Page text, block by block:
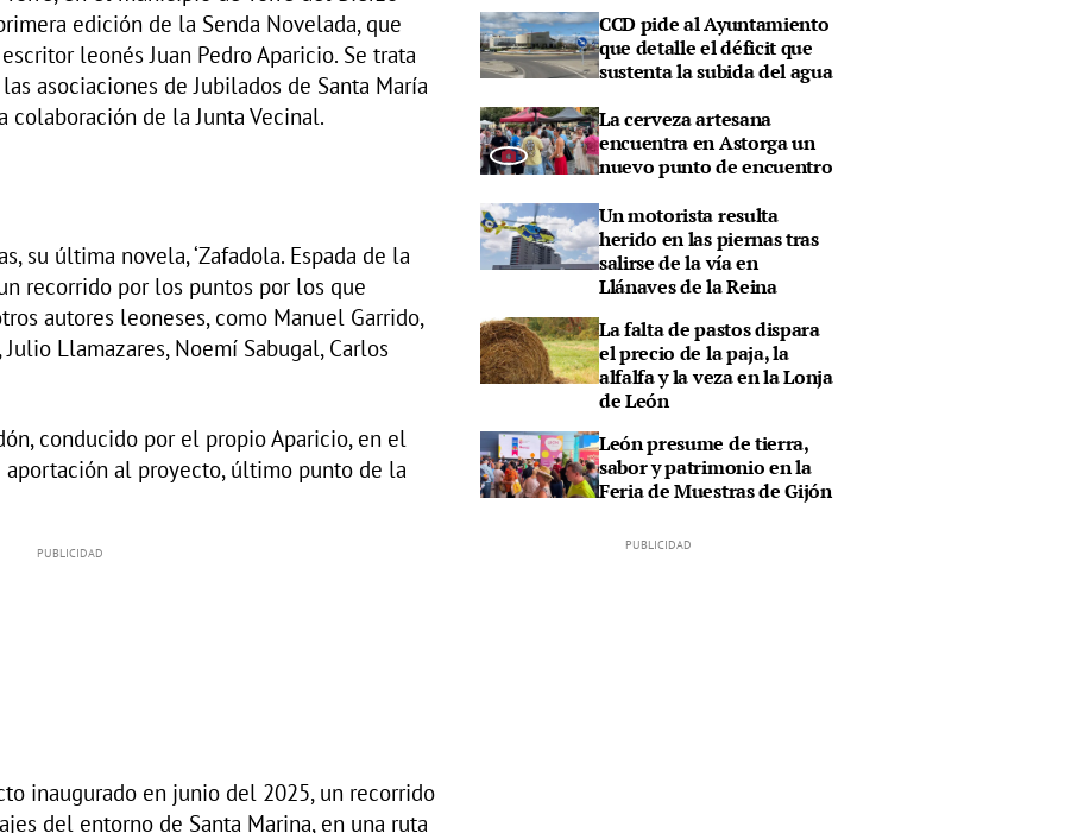
edición de la Senda Novelada, que
leonés Juan Pedro Aparicio. Se trata
asociaciones de Jubilados de Santa María
colaboración de la Junta Vecinal.
su última novela, ‘Zafadola. Espada de la
recorrido por los puntos por los que
autores leoneses, como Manuel Garrido,
Llamazares, Noemí Sabugal, Carlos
conducido por el propio Aparicio, en el
al proyecto, último punto de la
inaugurado en junio del 2025, un recorrido
del entorno de Santa Marina, en una ruta
CCD pide al Ayuntamiento
que detalle el déficit que
sustenta la subida del agua
La cerveza artesana
encuentra en Astorga un
nuevo punto de encuentro
Un motorista resulta
herido en las piernas tras
salirse de la vía en
Llánaves de la Reina
La falta de pastos dispara
el precio de la paja, la
alfalfa y la veza en la Lonja
de León
León presume de tierra,
sabor y patrimonio en la
Feria de Muestras de Gijón